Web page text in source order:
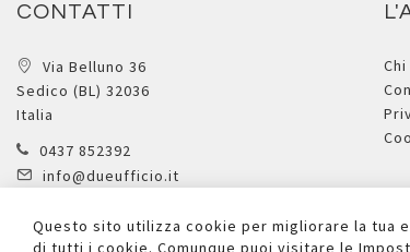
CONTATTI
Via Belluno 36
Sedico (BL) 32036
Italia
0437 852392
info@dueufficio.it
Questo sito utilizza cookie per migliorare la tua
di tutti i cookie. Comunque puoi visitare le